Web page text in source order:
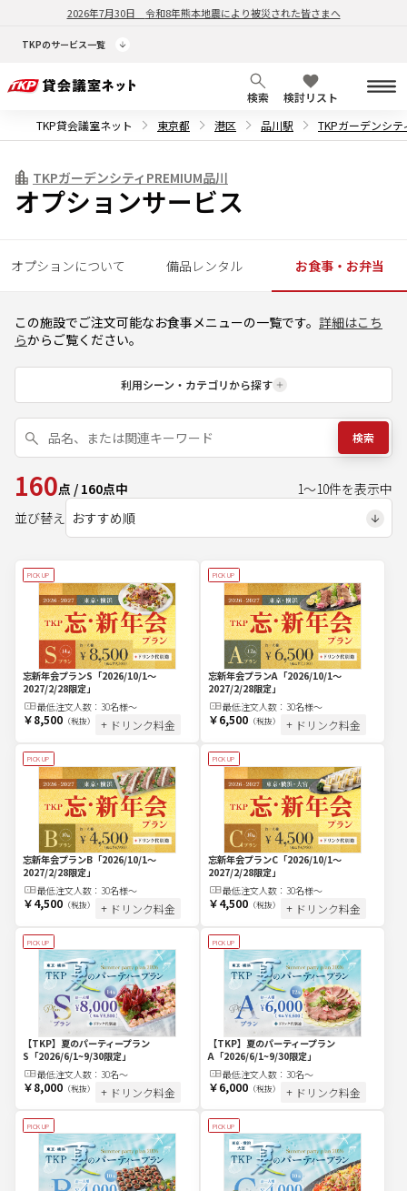
2026年7月30日 令和8年熊本地震により被災された皆さまへ
TKPのサービス一覧
検索
検討リスト
TKP貸会議室ネット
東京都 港区 品川駅 TKPガーデンシテ
TKPガーデンシティPREMIUM品川
オプションサービス
オプションについて 備品レンタル お食事・お弁当
この施設でご注文可能なお食事メニューの一覧です。 詳細はこち
らからご覧ください。
利用シーン・カテゴリから探す
検索
160点 / 160点中 1～10件を表示中
並び替え
PICK UP
忘新年会プランS 「2026/10/1～
2027/2/28限定」
最低注文人数： 30名様～
￥8,500（税抜） + ドリンク料金
PICK UP
忘新年会プランA「2026/10/1～
2027/2/28限定」
最低注文人数： 30名様～
￥6,500（税抜） + ドリンク料金
PICK UP
忘新年会プランB「2026/10/1～
2027/2/28限定」
最低注文人数： 30名様～
￥4,500（税抜） + ドリンク料金
PICK UP
忘新年会プランC「2026/10/1～
2027/2/28限定」
最低注文人数： 30名様～
￥4,500（税抜） + ドリンク料金
PICK UP
【TKP】夏のパーティープラン
S 「2026/6/1~9/30限定」
最低注文人数： 30名〜
￥8,000（税抜） + ドリンク料金
PICK UP
【TKP】夏のパーティープラン
A 「2026/6/1~9/30限定」
最低注文人数： 30名〜
￥6,000（税抜） + ドリンク料金
PICK UP PICK UP